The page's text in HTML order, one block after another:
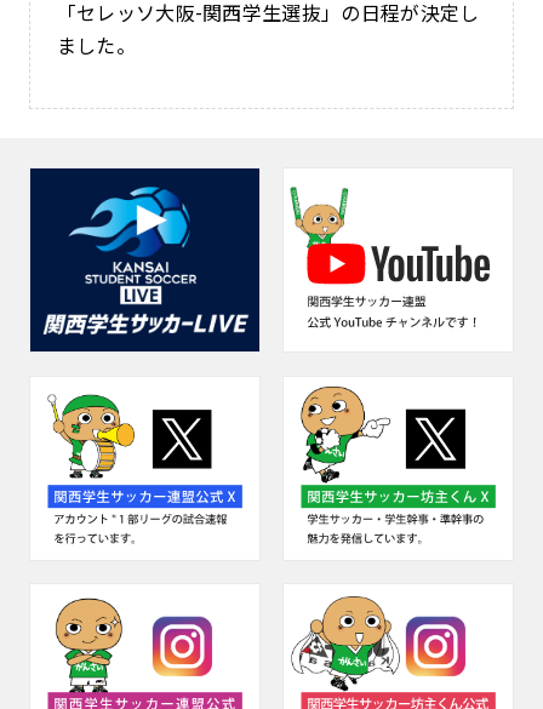
「セレッソ大阪-関西学生選抜」の日程が決定し
ました。